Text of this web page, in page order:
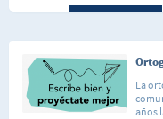
La
años